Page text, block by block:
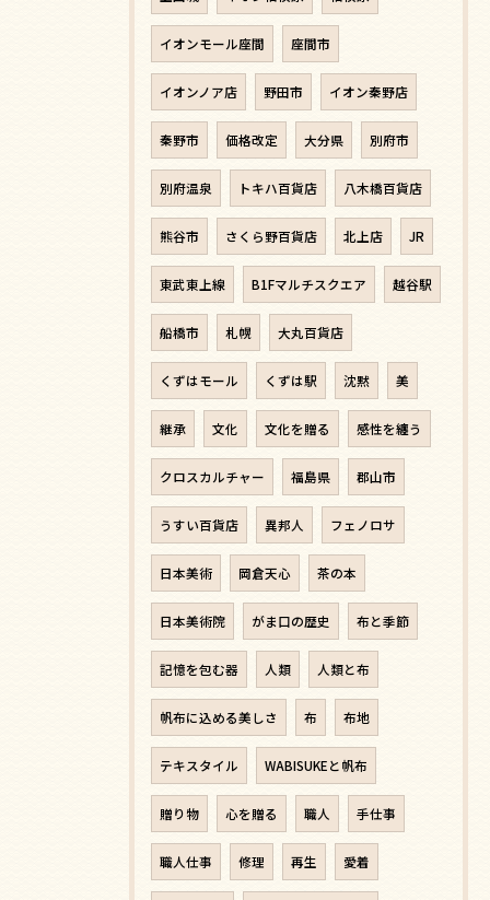
イオンモール座間 座間市
イオンノア店 野田市 イオン秦野店
秦野市 価格改定 大分県 別府市
別府温泉 トキハ百貨店 八木橋百貨店
熊谷市 さくら野百貨店 北上店 JR
東武東上線 B1Fマルチスクエア 越谷駅
船橋市 札幌 大丸百貨店
くずはモール くずは駅 沈黙 美
継承 文化 文化を贈る 感性を纏う
クロスカルチャー 福島県 郡山市
うすい百貨店 異邦人 フェノロサ
日本美術 岡倉天心 茶の本
日本美術院 がま口の歴史 布と季節
記憶を包む器 人類 人類と布
帆布に込める美しさ 布 布地
テキスタイル WABISUKEと帆布
贈り物 心を贈る 職人 手仕事
職人仕事 修理 再生 愛着